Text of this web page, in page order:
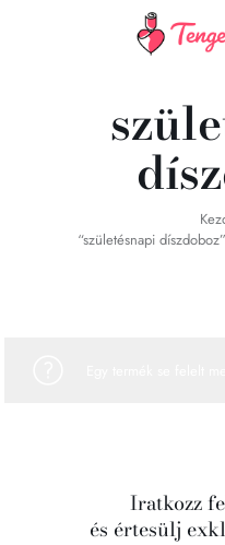
“születésnapi
Iratkozz
és értesülj